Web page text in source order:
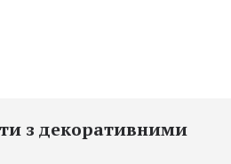
з декоративними